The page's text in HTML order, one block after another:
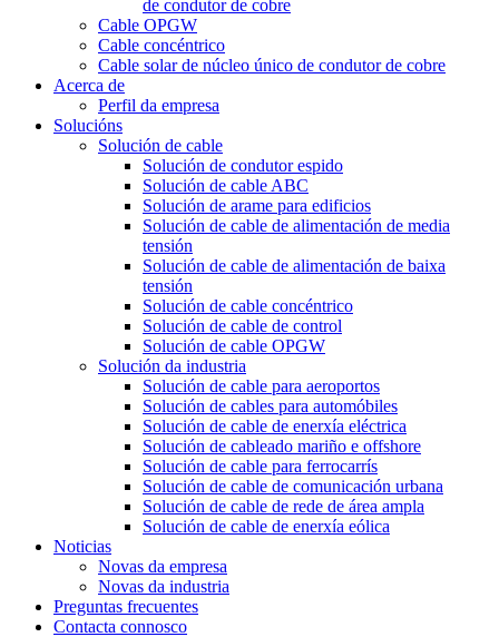
de condutor de cobre
Cable OPGW
Cable concéntrico
Cable solar de núcleo único de condutor de cobre
Acerca de
Perfil da empresa
Solucións
Solución de cable
Solución de condutor espido
Solución de cable ABC
Solución de arame para edificios
Solución de cable de alimentación de media
tensión
Solución de cable de alimentación de baixa
tensión
Solución de cable concéntrico
Solución de cable de control
Solución de cable OPGW
Solución da industria
Solución de cable para aeroportos
Solución de cables para automóbiles
Solución de cable de enerxía eléctrica
Solución de cableado mariño e offshore
Solución de cable para ferrocarrís
Solución de cable de comunicación urbana
Solución de cable de rede de área ampla
Solución de cable de enerxía eólica
Noticias
Novas da empresa
Novas da industria
Preguntas frecuentes
Contacta connosco